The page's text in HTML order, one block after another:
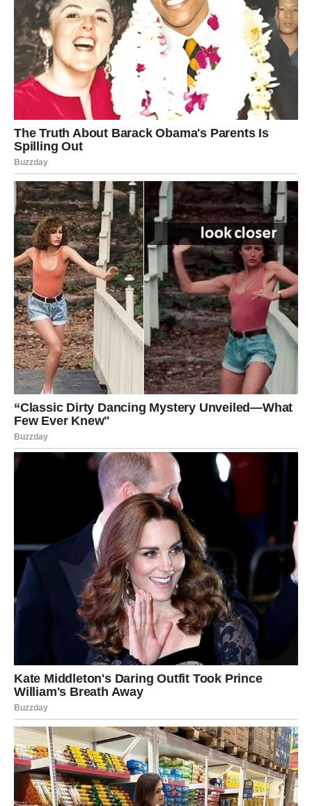
Vaša energija postaje jača nego
ikada prije
Najveća promjena koja vam dolazi jeste ona unutrašnja.
U narednim sedmicama osjećaćete mnogo više
samopouzdanja, energije i želje za uspjehom. Problemi
koji su vas ranije iscrpljivali polako gube svoju moć nad
vama.
Konačno ćete početi vjerovati da možete ostvariti ono što
želite i da vas ništa više ne može zaustaviti.
Mnoge Vodolije će tokom ovog perioda napraviti korak
koji će kasnije potpuno promijeniti njihov život.
Sudbina vam šalje znak koji ne
smijete ignorisati
Ovo nije običan period u vašem životu. Zvijezde pokazuju
da ste veoma blizu velikog preokreta koji bi mogao
promijeniti sve.
Svemir vam sada šalje poruku da ne odustajete od svojih
snova, čak i ako vam se čini da je put težak.
Pred vama su dani tokom kojih biste mogle shvatiti da je
sreća mnogo bliže nego što ste mislile i da vas sudbina
konačno vodi prema životu kakav zaslužujete.